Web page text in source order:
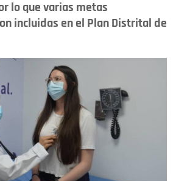
lo que varias metas
incluidas en el Plan Distrital de